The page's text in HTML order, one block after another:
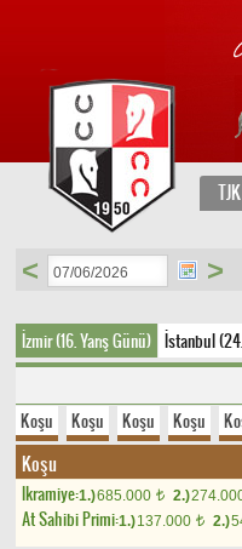
TJK
< >
İzmir (16. Yarış Günü) İstanbul
Koşu Koşu Koşu Koşu
Koşu
Ikramiye:1.)685.000 t 2.)
At Sahibi Primi:1.)137.000 t 2.)